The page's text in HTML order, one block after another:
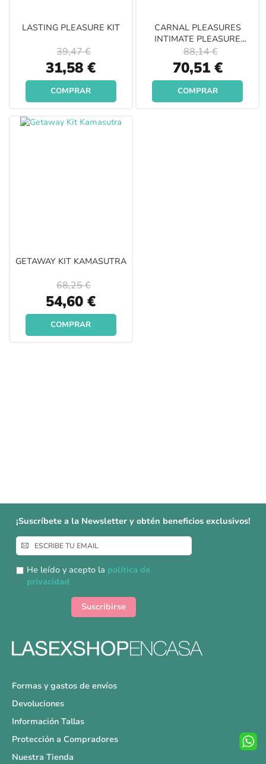
LASTING PLEASURE KIT
Special
Price
31,58 €
39,47 €
COMPRAR
CARNAL PLEASURES
INTIMATE PLEASURE
COLLECTION
Special
Price
70,51 €
88,14 €
COMPRAR
GETAWAY KIT KAMASUTRA
Special
Price
54,60 €
68,25 €
COMPRAR
¡Suscríbete a la Newsletter y obtén beneficios exclusivos!
Inscríbase
a
nuestro
boletín
He leído y acepto la política de
privacidad
Suscribirse
Formas y gastos de envíos
Devoluciones
Información Tallas
Protección a Compradores
Nuestra Tienda